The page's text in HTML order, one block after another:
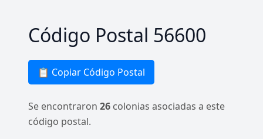
Código Postal 56600
📋 Copiar Código Postal
Se encontraron 26 colonias asociadas a este
código postal.